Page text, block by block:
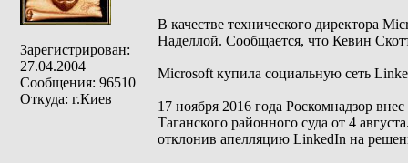
Зарегистрирован:
27.04.2004
Сообщения: 96510
Откуда: г.Киев
В качестве технического директора
Наделлой. Сообщается, что Кевин
Microsoft купила социальную сеть
17 ноября 2016 года Роскомнадзор
Таганского районного суда от 4
отклонив апелляцию LinkedIn на